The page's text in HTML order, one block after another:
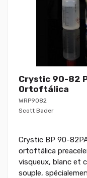
Crystic 90-82
Ortoftálica
WRP9082
Scott Bader
Crystic BP 90-
ortoftálica
visqueux, blanc et
souple,